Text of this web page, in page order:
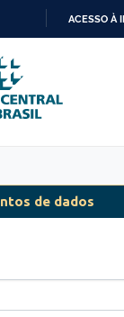
PARA
O
CONTEÚDO
ACESSO À
de dados